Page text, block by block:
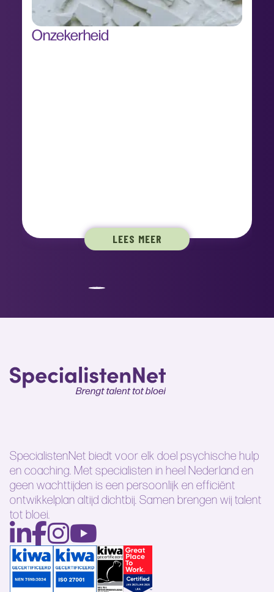
Onzekerheid
LEES MEER
SpecialistenNet biedt voor elk doel psychische hulp
en coaching. Met specialisten in heel Nederland en
geen wachttijden is een persoonlijk en efficiënt
ontwikkelplan altijd dichtbij. Samen brengen wij talent
tot bloei.